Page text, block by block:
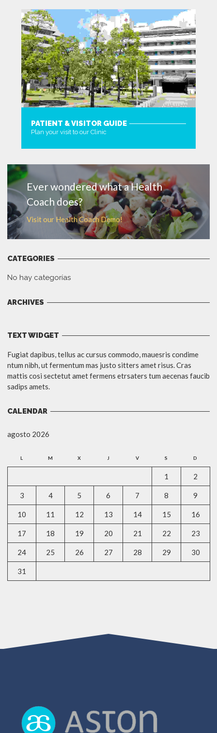
PATIENT & VISITOR GUIDE
Plan your visit to our Clinic
Ever wondered what a Health
Coach does?
Visit our Health Coach Demo!
CATEGORIES
No hay categorías
ARCHIVES
TEXT WIDGET
Fugiat dapibus, tellus ac cursus commodo, mauesris condime
ntum nibh, ut fermentum mas justo sitters amet risus. Cras
mattis cosi sectetut amet fermens etrsaters tum aecenas faucib
sadips amets.
CALENDAR
agosto 2026
L M X J V S D
1 2
3 4 5 6 7 8 9
10 11 12 13 14 15 16
17 18 19 20 21 22 23
24 25 26 27 28 29 30
31